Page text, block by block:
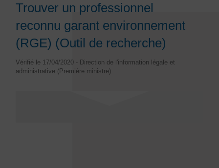
Trouver un professionnel
reconnu garant environnement
(RGE) (Outil de recherche)
Vérifié le 17/04/2020 - Direction de l'information légale et
administrative (Première ministre)